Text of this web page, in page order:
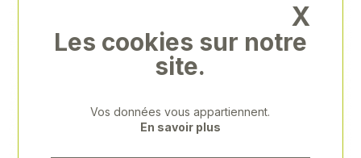
X
Les cookies sur notre
site.
Vos données vous appartiennent.
En savoir plus